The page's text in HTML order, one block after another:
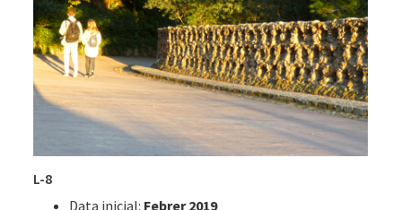
L-8
Data inicial: Febrer 2019